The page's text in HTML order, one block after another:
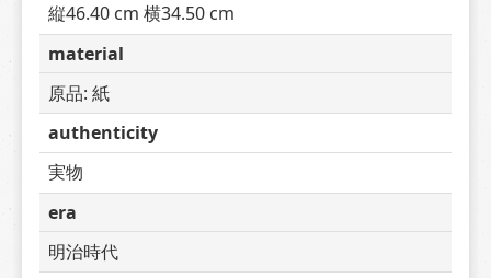
縦46.40 cm 横34.50 cm
material
原品: 紙
authenticity
実物
era
明治時代